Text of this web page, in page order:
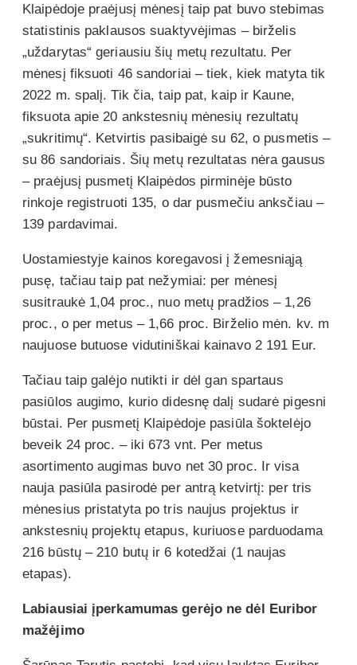
Klaipėdoje praėjusį mėnesį taip pat buvo stebimas
statistinis paklausos suaktyvėjimas – birželis
„uždarytas“ geriausiu šių metų rezultatu. Per
mėnesį fiksuoti 46 sandoriai – tiek, kiek matyta tik
2022 m. spalį. Tik čia, taip pat, kaip ir Kaune,
fiksuota apie 20 ankstesnių mėnesių rezultatų
„sukritimų“. Ketvirtis pasibaigė su 62, o pusmetis –
su 86 sandoriais. Šių metų rezultatas nėra gausus
– praėjusį pusmetį Klaipėdos pirminėje būsto
rinkoje registruoti 135, o dar pusmečiu anksčiau –
139 pardavimai.
Uostamiestyje kainos koregavosi į žemesniąją
pusę, tačiau taip pat nežymiai: per mėnesį
susitraukė 1,04 proc., nuo metų pradžios – 1,26
proc., o per metus – 1,66 proc. Birželio mėn. kv. m
naujuose butuose vidutiniškai kainavo 2 191 Eur.
Tačiau taip galėjo nutikti ir dėl gan spartaus
pasiūlos augimo, kurio didesnę dalį sudarė pigesni
būstai. Per pusmetį Klaipėdoje pasiūla šoktelėjo
beveik 24 proc. – iki 673 vnt. Per metus
asortimento augimas buvo net 30 proc. Ir visa
nauja pasiūla pasirodė per antrą ketvirtį: per tris
mėnesius pristatyta po tris naujus projektus ir
ankstesnių projektų etapus, kuriuose parduodama
216 būstų – 210 butų ir 6 kotedžai (1 naujas
etapas).
Labiausiai įperkamumas gerėjo ne dėl Euribor
mažėjimo